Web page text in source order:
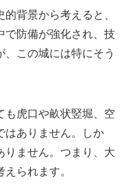
背景から考えると、
で防備が強化され、技
この城には特にそう
虎口や畝状竪堀、空
はありません。しか
りません。つまり、大
られます。